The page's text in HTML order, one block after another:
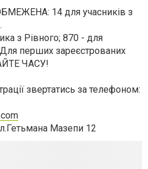
14 для учасників з
з Рівного; 870 - для
перших зареєстрованих
ЧАСУ!
звертатись за телефоном:
Мазепи 12